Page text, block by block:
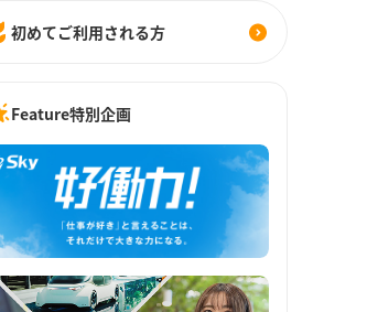
初めてご利用される方
Feature特別企画